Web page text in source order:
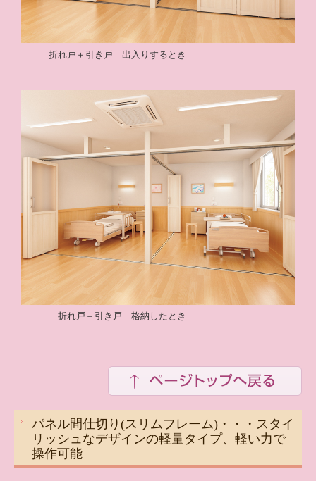
折れ戸＋引き戸 出入りするとき
折れ戸＋引き戸 格納したとき
パネル間仕切り(スリムフレーム)・・・スタイ
リッシュなデザインの軽量タイプ、軽い力で
操作可能